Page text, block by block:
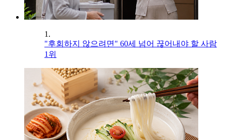
1.
"후회하지 않으려면" 60세 넘어 끊어내야 할 사람
1위